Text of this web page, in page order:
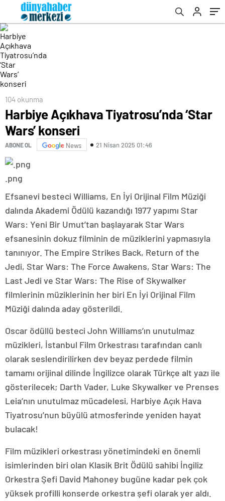
104 okunma
Harbiye Açıkhava Tiyatrosu’nda ‘Star
Wars’ konseri
ABONE OL News 21 Nisan 2025 01:46
.png
Efsanevi besteci Williams, En İyi Orijinal Film Müziği
dalında Akademi Ödülü kazandığı 1977 yapımı Star
Wars: Yeni Bir Umut’tan başlayarak Star Wars
efsanesinin dokuz filminin de müziklerini yapmasıyla
tanınıyor. The Empire Strikes Back, Return of the
Jedi, Star Wars: The Force Awakens, Star Wars: The
Last Jedi ve Star Wars: The Rise of Skywalker
filmlerinin müziklerinin her biri En İyi Orijinal Film
Müziği dalında aday gösterildi.
Oscar ödüllü besteci John Williams’ın unutulmaz
müzikleri, İstanbul Film Orkestrası tarafından canlı
olarak seslendirilirken dev beyaz perdede filmin
tamamı orijinal dilinde İngilizce olarak Türkçe alt yazı ile
gösterilecek; Darth Vader, Luke Skywalker ve Prenses
Leia’nın unutulmaz mücadelesi, Harbiye Açık Hava
Tiyatrosu’nun büyülü atmosferinde yeniden hayat
bulacak!
Film müzikleri orkestrası yönetimindeki en önemli
isimlerinden biri olan Klasik Brit Ödülü sahibi İngiliz
Orkestra Şefi David Mahoney bugüne kadar pek çok
yüksek profilli konserde orkestra şefi olarak yer aldı.